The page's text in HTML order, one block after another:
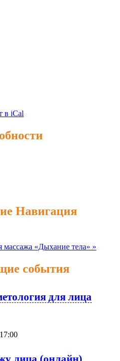
в iCal
Навигация
массажа «Дыхание тела» »
события
для лица